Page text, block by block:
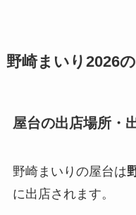
野崎まいり2026
屋台の出店場所・
野崎まいりの屋台は
に出店されます。